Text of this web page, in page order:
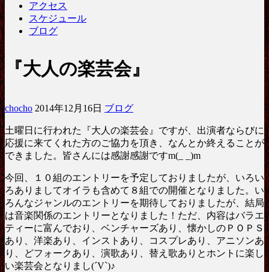
アクセス
スケジュール
ブログ
『大人の楽芸会』
chocho 2014年12月16日 ブログ
土曜日に行われた『大人の楽芸会』ですが、出演者ならびに
応援に来てくれた方のご協力を頂き、なんとか終えることが
できました。皆さんには感謝感謝ですm(_ _)m
今回、１０組のエントリーを予定しておりましたが、いろい
ろありましてオイラも含めて８組での開催となりました。い
ろんなジャンルのエントリーを期待しておりましたが、結局
は音楽関係のエントリーとなりました！ただ、内容はバラエ
ティーに富んでおり、ベンチャーズあり、懐かしのＰＯＰＳ
あり、洋楽あり、インストあり、コスプレあり、アニソンあ
り、どフォークあり、演歌あり、替え歌ありとホントに楽し
い楽芸会となりまし(´V`)♪